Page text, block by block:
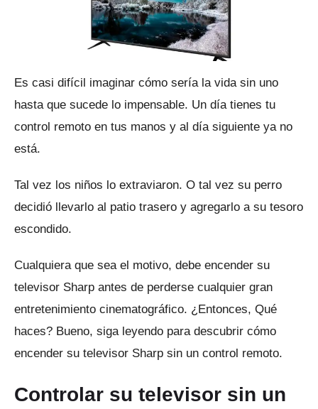
Es casi difícil imaginar cómo sería la vida sin uno
hasta que sucede lo impensable. Un día tienes tu
control remoto en tus manos y al día siguiente ya no
está.
Tal vez los niños lo extraviaron. O tal vez su perro
decidió llevarlo al patio trasero y agregarlo a su tesoro
escondido.
Cualquiera que sea el motivo, debe encender su
televisor Sharp antes de perderse cualquier gran
entretenimiento cinematográfico. ¿Entonces, Qué
haces? Bueno, siga leyendo para descubrir cómo
encender su televisor Sharp sin un control remoto.
Controlar su televisor sin un